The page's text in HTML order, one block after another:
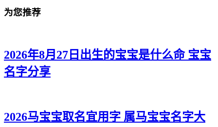
为您推荐
2026年8月27日出生的宝宝是什么命 宝宝
名字分享
2026马宝宝取名宜用字 属马宝宝名字大